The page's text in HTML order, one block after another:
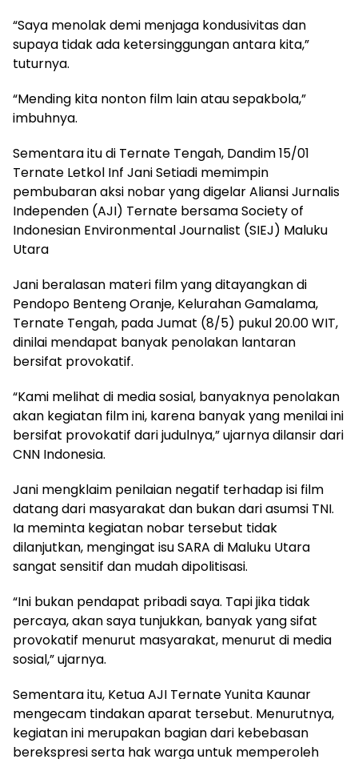
“Saya menolak demi menjaga kondusivitas dan
supaya tidak ada ketersinggungan antara kita,”
tuturnya.
“Mending kita nonton film lain atau sepakbola,”
imbuhnya.
Sementara itu di Ternate Tengah, Dandim 15/01
Ternate Letkol Inf Jani Setiadi memimpin
pembubaran aksi nobar yang digelar Aliansi Jurnalis
Independen (AJI) Ternate bersama Society of
Indonesian Environmental Journalist (SIEJ) Maluku
Utara
Jani beralasan materi film yang ditayangkan di
Pendopo Benteng Oranje, Kelurahan Gamalama,
Ternate Tengah, pada Jumat (8/5) pukul 20.00 WIT,
dinilai mendapat banyak penolakan lantaran
bersifat provokatif.
“Kami melihat di media sosial, banyaknya penolakan
akan kegiatan film ini, karena banyak yang menilai ini
bersifat provokatif dari judulnya,” ujarnya dilansir dari
CNN Indonesia.
Jani mengklaim penilaian negatif terhadap isi film
datang dari masyarakat dan bukan dari asumsi TNI.
Ia meminta kegiatan nobar tersebut tidak
dilanjutkan, mengingat isu SARA di Maluku Utara
sangat sensitif dan mudah dipolitisasi.
“Ini bukan pendapat pribadi saya. Tapi jika tidak
percaya, akan saya tunjukkan, banyak yang sifat
provokatif menurut masyarakat, menurut di media
sosial,” ujarnya.
Sementara itu, Ketua AJI Ternate Yunita Kaunar
mengecam tindakan aparat tersebut. Menurutnya,
kegiatan ini merupakan bagian dari kebebasan
berekspresi serta hak warga untuk memperoleh